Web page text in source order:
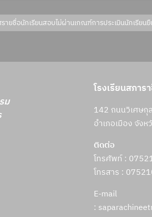
ายชื่อนักเรียนสอบไม่ผ่านเกณฑ์การประเมินนักเรีย
ม
โรงเรียนสภาร
142 ถนนวิเศษกุ
อำเภอเมือง จัง
ติดต่อ
โทรศัพท์ :
โทรสาร :
E-mail
: